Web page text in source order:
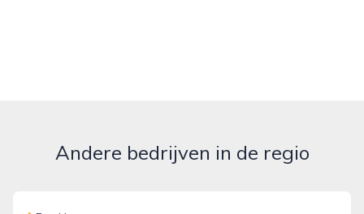
Andere bedrijven in de regio